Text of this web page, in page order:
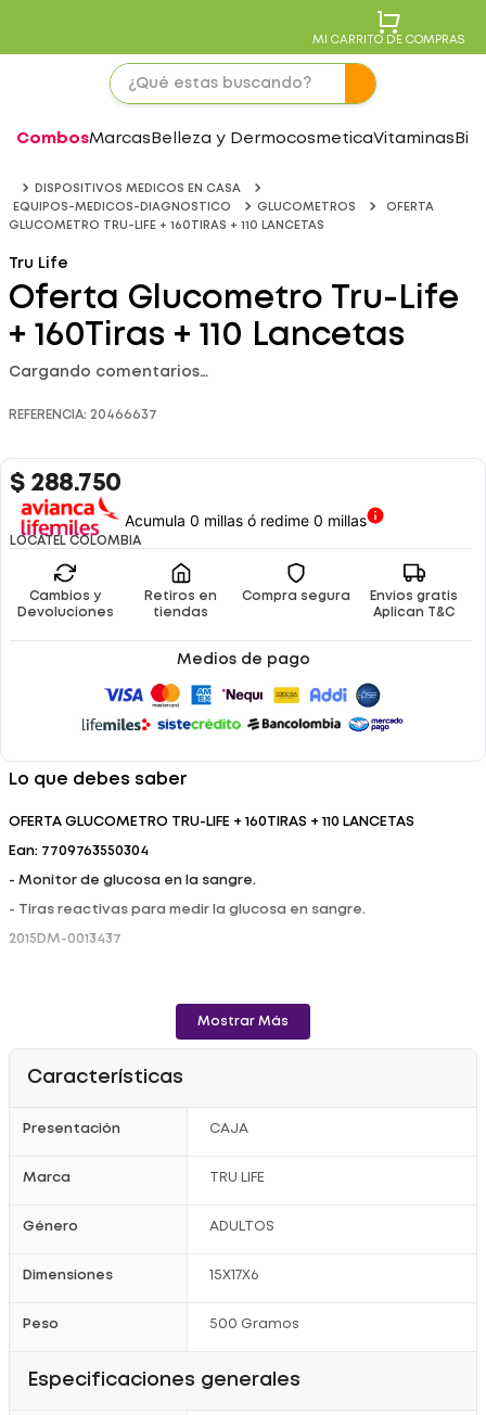
MI CARRITO DE COMPRAS
CombosMarcas Belleza y DermocosmeticaVitaminas
DISPOSITIVOS MEDICOS EN CASA
EQUIPOS-MEDICOS-DIAGNOSTICO
GLUCOMETROS
OFERTA
GLUCOMETRO TRU-LIFE + 160TIRAS + 110 LANCETAS
Tru Life
Oferta Glucometro Tru-Life
+ 160Tiras + 110 Lancetas
Cargando comentarios…
REFERENCIA: 20466637
$ 288.750
Acumula 0 millas ó redime 0 millas
LOCATEL COLOMBIA
Cambios y
Devoluciones
Retiros en
tiendas
Compra segura
Envíos gratis
Aplican T&C
Medios de pago
Lo que debes saber
OFERTA GLUCOMETRO TRU-LIFE + 160TIRAS + 110 LANCETAS
Ean: 7709763550304
- Monitor de glucosa en la sangre.
- Tiras reactivas para medir la glucosa en sangre.
2015DM-0013437
Mostrar Más
Características
Presentación CAJA
Marca TRU LIFE
Género ADULTOS
Dimensiones 15X17X6
Peso 500 Gramos
Especificaciones generales